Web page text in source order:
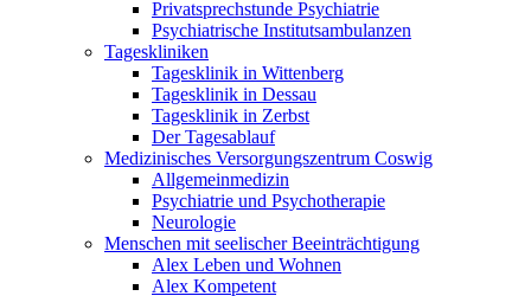
Privatsprechstunde Psychiatrie
Psychiatrische Institutsambulanzen
Tageskliniken
Tagesklinik in Wittenberg
Tagesklinik in Dessau
Tagesklinik in Zerbst
Der Tagesablauf
Medizinisches Versorgungszentrum Coswig
Allgemeinmedizin
Psychiatrie und Psychotherapie
Neurologie
Menschen mit seelischer Beeinträchtigung
Alex Leben und Wohnen
Alex Kompetent